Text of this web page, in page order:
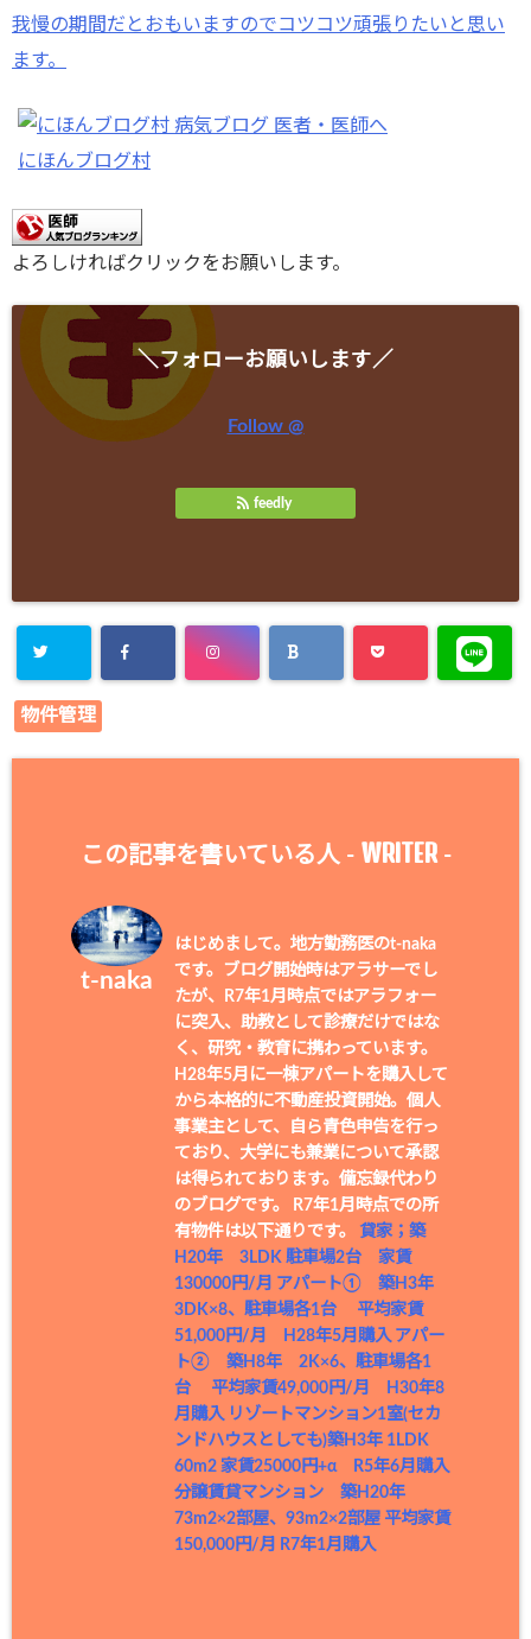
我慢の期間だとおもいますのでコツコツ頑張りたいと思い
ます。
にほんブログ村
よろしければクリックをお願いします。
＼フォローお願いします／
Follow @
feedly
物件管理
この記事を書いている人 - WRITER-
t-naka
はじめまして。地方勤務医のt-naka
です。ブログ開始時はアラサーでし
たが、R7年1月時点ではアラフォー
に突入、助教として診療だけではな
く、研究・教育に携わっています。
H28年5月に一棟アパートを購入して
から本格的に不動産投資開始。個人
事業主として、自ら青色申告を行っ
ており、大学にも兼業について承認
は得られております。備忘録代わり
のブログです。 R7年1月時点での所
有物件は以下通りです。 貸家；築
H20年 3LDK 駐車場2台 家賃
130000円/月 アパート① 築H3年
3DK×8、駐車場各1台 平均家賃
51,000円/月 H28年5月購入 アパー
ト② 築H8年 2K×6、駐車場各1
台 平均家賃49,000円/月 H30年8
月購入 リゾートマンション1室(セカ
ンドハウスとしても)築H3年 1LDK
60m2 家賃25000円+α R5年6月購入
分譲賃貸マンション 築H20年
73m2×2部屋、93m2×2部屋 平均家賃
150,000円/月 R7年1月購入